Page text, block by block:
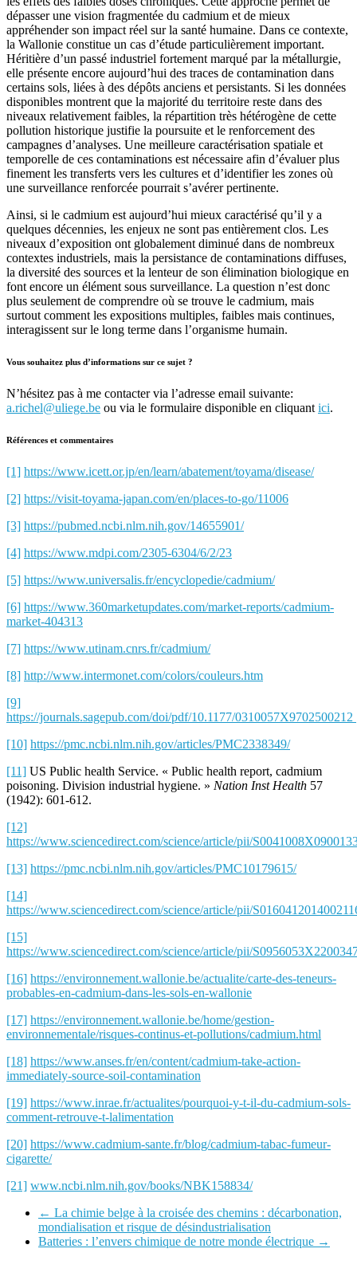
dépasser une vision fragmentée du cadmium et de mieux
appréhender son impact réel sur la santé humaine. Dans ce contexte,
la Wallonie constitue un cas d’étude particulièrement important.
Héritière d’un passé industriel fortement marqué par la métallurgie,
elle présente encore aujourd’hui des traces de contamination dans
certains sols, liées à des dépôts anciens et persistants. Si les données
disponibles montrent que la majorité du territoire reste dans des
niveaux relativement faibles, la répartition très hétérogène de cette
pollution historique justifie la poursuite et le renforcement des
campagnes d’analyses. Une meilleure caractérisation spatiale et
temporelle de ces contaminations est nécessaire afin d’évaluer plus
finement les transferts vers les cultures et d’identifier les zones où
une surveillance renforcée pourrait s’avérer pertinente.
Ainsi, si le cadmium est aujourd’hui mieux caractérisé qu’il y a
quelques décennies, les enjeux ne sont pas entièrement clos. Les
niveaux d’exposition ont globalement diminué dans de nombreux
contextes industriels, mais la persistance de contaminations diffuses,
la diversité des sources et la lenteur de son élimination biologique en
font encore un élément sous surveillance. La question n’est donc
plus seulement de comprendre où se trouve le cadmium, mais
surtout comment les expositions multiples, faibles mais continues,
interagissent sur le long terme dans l’organisme humain.
Vous souhaitez plus d’informations sur ce sujet ?
N’hésitez pas à me contacter via l’adresse email suivante:
a.richel@uliege.be ou via le formulaire disponible en cliquant ici.
Références et commentaires
[1] https://www.icett.or.jp/en/learn/abatement/toyama/disease/
[2] https://visit-toyama-japan.com/en/places-to-go/11006
[3] https://pubmed.ncbi.nlm.nih.gov/14655901/
[4] https://www.mdpi.com/2305-6304/6/2/23
[5] https://www.universalis.fr/encyclopedie/cadmium/
[6] https://www.360marketupdates.com/market-reports/cadmium-
market-404313
[7] https://www.utinam.cnrs.fr/cadmium/
[8] http://www.intermonet.com/colors/couleurs.htm
[9]
https://journals.sagepub.com/doi/pdf/10.1177/0310057X9702500212
[10] https://pmc.ncbi.nlm.nih.gov/articles/PMC2338349/
[11] US Public health Service. « Public health report, cadmium
poisoning. Division industrial hygiene. » Nation Inst Health 57
(1942): 601-612.
[12]
https://www.sciencedirect.com/science/article/pii/
[13] https://pmc.ncbi.nlm.nih.gov/articles/PMC10179615/
[14]
https://www.sciencedirect.com/science/article/pii/
[15]
https://www.sciencedirect.com/science/article/pii/
[16] https://environnement.wallonie.be/actualite/carte-des-teneurs-
probables-en-cadmium-dans-les-sols-en-wallonie
[17] https://environnement.wallonie.be/home/gestion-
environnementale/risques-continus-et-pollutions/cadmium.html
[18] https://www.anses.fr/en/content/cadmium-take-action-
immediately-source-soil-contamination
[19] https://www.inrae.fr/actualites/pourquoi-y-t-il-du-cadmium-sols-
comment-retrouve-t-lalimentation
[20] https://www.cadmium-sante.fr/blog/cadmium-tabac-fumeur-
cigarette/
[21] www.ncbi.nlm.nih.gov/books/NBK158834/
← La chimie belge à la croisée des chemins : décarbonation,
mondialisation et risque de désindustrialisation
Batteries : l’envers chimique de notre monde électrique →